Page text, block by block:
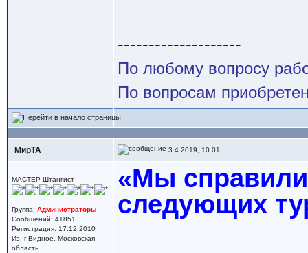
--------------------
По любому вопросу
По вопросам
МирТА 3.4.2019, 10:01
МАСТЕР Штангист
Группа: Администраторы
Сообщений: 41851
Регистрация: 17.12.2010
Из: г.Видное, Московская
область
«Мы
следующих